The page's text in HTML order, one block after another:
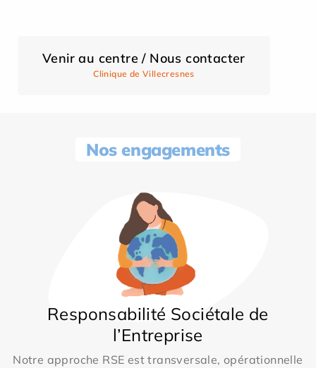
Venir au centre / Nous contacter
Clinique de Villecresnes
Nos engagements
Responsabilité Sociétale de
l’Entreprise
Notre approche RSE est transversale, opérationnelle